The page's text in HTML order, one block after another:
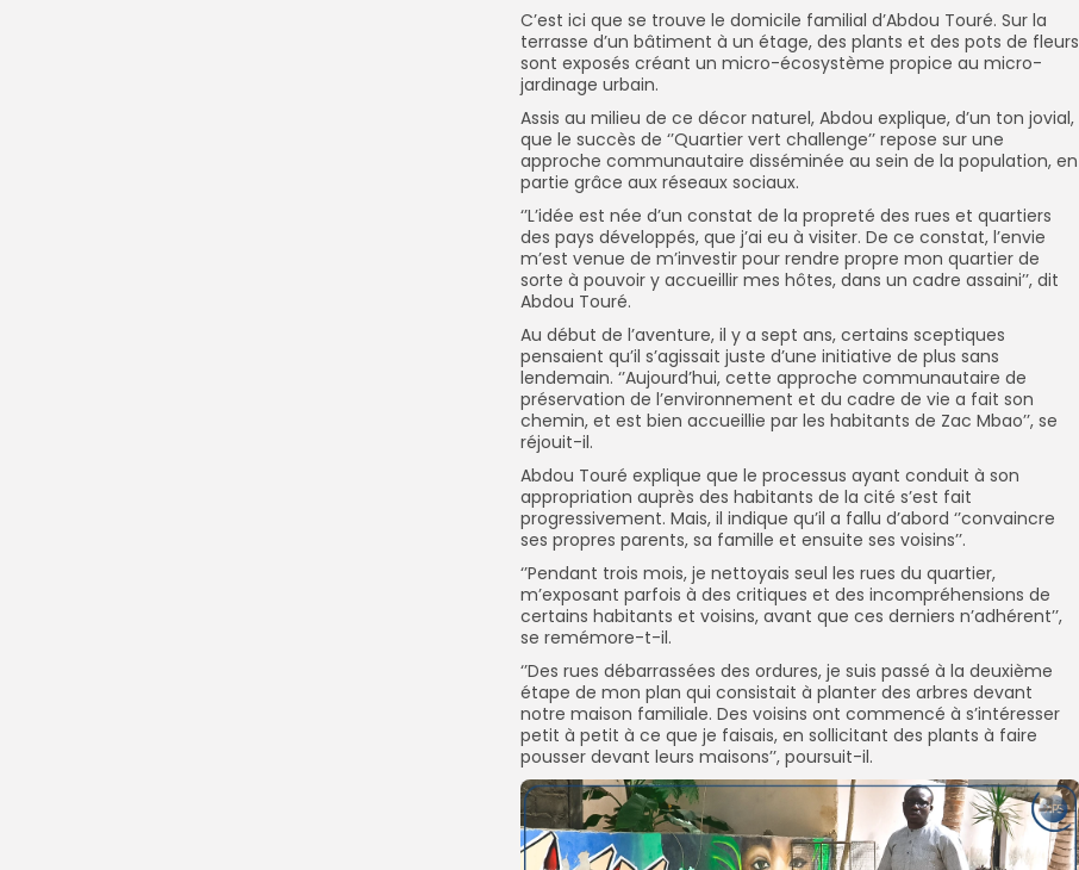
C’est ici que se trouve le domicile familial d’Abdou Touré. Sur la
terrasse d’un bâtiment à un étage, des plants et des pots de fleurs
sont exposés créant un micro-écosystème propice au micro-
jardinage urbain.
Assis au milieu de ce décor naturel, Abdou explique, d’un ton jovial,
que le succès de ‘’Quartier vert challenge’’ repose sur une
approche communautaire disséminée au sein de la population, en
partie grâce aux réseaux sociaux.
‘’L’idée est née d’un constat de la propreté des rues et quartiers
des pays développés, que j’ai eu à visiter. De ce constat, l’envie
m’est venue de m’investir pour rendre propre mon quartier de
sorte à pouvoir y accueillir mes hôtes, dans un cadre assaini’’, dit
Abdou Touré.
Au début de l’aventure, il y a sept ans, certains sceptiques
pensaient qu’il s’agissait juste d’une initiative de plus sans
lendemain. ‘’Aujourd’hui, cette approche communautaire de
préservation de l’environnement et du cadre de vie a fait son
chemin, et est bien accueillie par les habitants de Zac Mbao’’, se
réjouit-il.
Abdou Touré explique que le processus ayant conduit à son
appropriation auprès des habitants de la cité s’est fait
progressivement. Mais, il indique qu’il a fallu d’abord ‘’convaincre
ses propres parents, sa famille et ensuite ses voisins’’.
‘’Pendant trois mois, je nettoyais seul les rues du quartier,
m’exposant parfois à des critiques et des incompréhensions de
certains habitants et voisins, avant que ces derniers n’adhérent’’,
se remémore-t-il.
‘’Des rues débarrassées des ordures, je suis passé à la deuxième
étape de mon plan qui consistait à planter des arbres devant
notre maison familiale. Des voisins ont commencé à s’intéresser
petit à petit à ce que je faisais, en sollicitant des plants à faire
pousser devant leurs maisons’’, poursuit-il.